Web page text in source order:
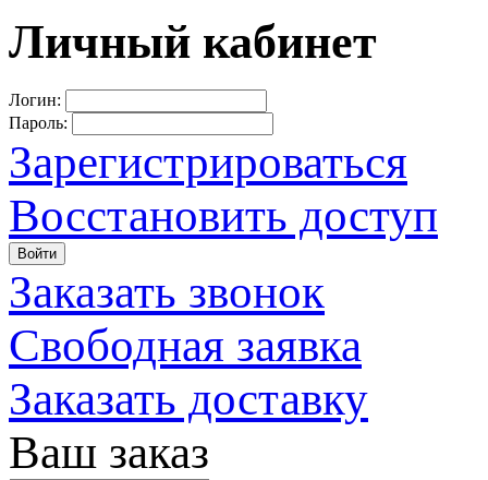
Личный кабинет
Логин:
Пароль:
Зарегистрироваться
Восстановить доступ
Войти
Заказать звонок
Свободная заявка
Заказать доставку
Ваш заказ